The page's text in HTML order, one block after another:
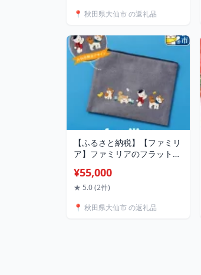
📍 秋田県大仙市 の返礼品
【ふるさと納税】【ファミリ
ア】ファミリアのフラットポ
ッズ ベビー 赤ちゃん 孫 ギフ
ト プレゼント お祝い 秋田犬
チェック デニム 青 [子ども用
¥55,000
★ 5.0 (2件)
📍 秋田県大仙市 の返礼品